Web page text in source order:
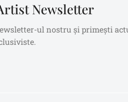
Newsletter
ul nostru și primești